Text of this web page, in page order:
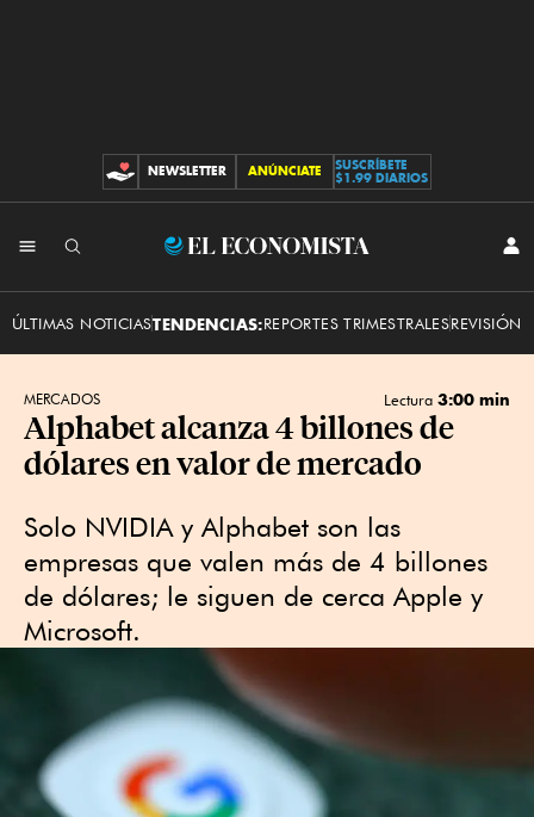
CONTRIBUCIONES
NEWSLETTER ANÚNCIATE
SUSCRÍBETE
$1.99 DIARIOS
El
ÚLTIMAS NOTICIASTENDENCIAS:REPORTES TRIMESTRALESREVISIÓN
MERCADOS Lectura 3:00 min
Alphabet alcanza 4 billones de
dólares en valor de mercado
Solo NVIDIA y Alphabet son las
empresas que valen más de 4 billones
de dólares; le siguen de cerca Apple y
Microsoft.